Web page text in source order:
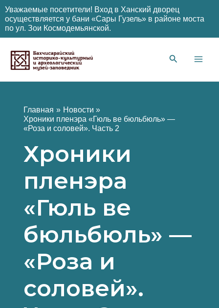
Уважаемые посетители! Вход в Ханский дворец
осуществляется у бани «Сары Гузель» в районе моста
по ул. Зои Космодемьянской.
содержимому
Главная
Новости
Хроники пленэра «Гюль ве бюльбюль» —
«Роза и соловей». Часть 2
Хроники
пленэра
«Гюль ве
бюльбюль» —
«Роза и
соловей».